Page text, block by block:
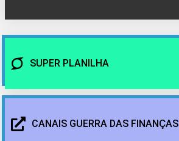
SUPER PLANILHA
CANAIS GUERRA DAS FINANÇAS